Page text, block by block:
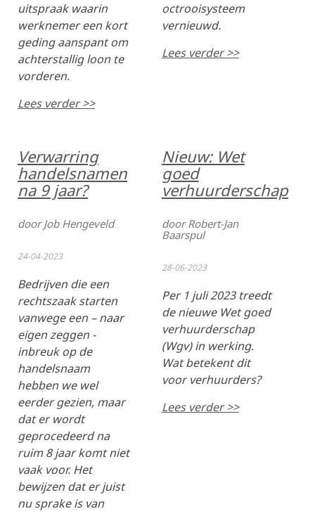
uitspraak waarin
werknemer een kort
geding aanspant om
achterstallig loon te
vorderen.
Lees verder >>
octrooisysteem
vernieuwd.
Lees verder >>
Verwarring
handelsnamen
na 9 jaar?
door Job Hengeveld
24-04-2023
Bedrijven die een
rechtszaak starten
vanwege een – naar
eigen zeggen -
inbreuk op de
handelsnaam
hebben we wel
eerder gezien, maar
dat er wordt
geprocedeerd na
ruim 8 jaar komt niet
vaak voor. Het
bewijzen dat er juist
nu sprake is van
Nieuw: Wet
goed
verhuurderschap
door Robert-Jan
Baarspul
28-06-2023
Per 1 juli 2023 treedt
de nieuwe Wet goed
verhuurderschap
(Wgv) in werking.
Wat betekent dit
voor verhuurders?
Lees verder >>